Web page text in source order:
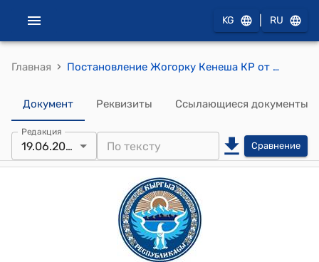
KG RU
Главная › Постановление Жогорку Кенеша КР от 19 июня 2007 года № 1896-III "О принятии Закона Кыргызской Республики "О внесении дополнения в Налоговый кодекс Кыргызской Республики"
Документ Реквизиты Ссылающиеся документы
Редакция
19.06.2007 Сравнение